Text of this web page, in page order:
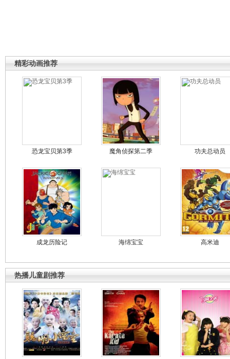
精彩动画推荐
恐龙宝贝第3季 魔角侦探第二季 功夫总动员
成龙历险记 海绵宝宝 高米迪
热播儿童剧推荐